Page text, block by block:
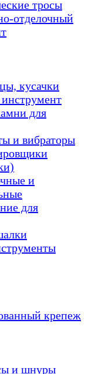
тросы
отделочный
кусачки
для
и вибраторы
и
для
крепеж
и шнуры